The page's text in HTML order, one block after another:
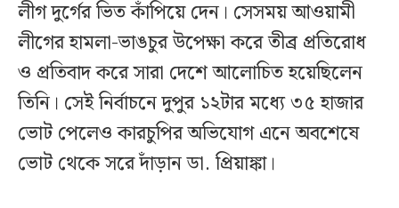
লীগ দুর্গের ভিত কাঁপিয়ে দেন। সেসময় আওয়ামী
লীগের হামলা-ভাঙচুর উপেক্ষা করে তীব্র প্রতিরোধ
ও প্রতিবাদ করে সারা দেশে আলোচিত হয়েছিলেন
তিনি। সেই নির্বাচনে দুপুর ১২টার মধ্যে ৩৫ হাজার
ভোট পেলেও কারচুপির অভিযোগ এনে অবশেষে
ভোট থেকে সরে দাঁড়ান ডা. প্রিয়াঙ্কা।